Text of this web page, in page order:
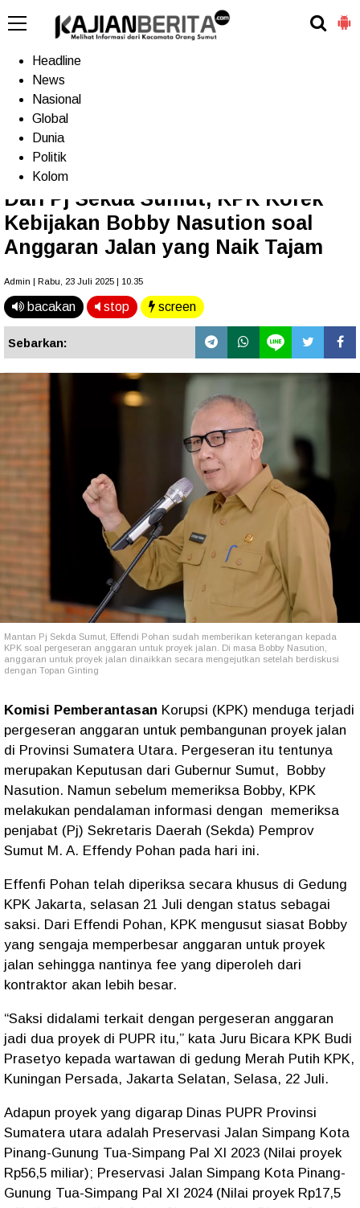
Home
Headline
News
Nasional
Global
Dunia
Politik
Kolom
Terkini
Dari Pj Sekda Sumut, KPK Korek
Kebijakan Bobby Nasution soal
Anggaran Jalan yang Naik Tajam
Admin | Rabu, 23 Juli 2025 | 10.35
bacakan stop screen
Sebarkan:
Mantan Pj Sekda Sumut, Effendi Pohan sudah memberikan keterangan kepada
KPK soal pergeseran anggaran untuk proyek jalan. Di masa Bobby Nasution,
anggaran untuk proyek jalan dinaikkan secara mengejutkan setelah berdiskusi
dengan Topan Ginting
Komisi Pemberantasan Korupsi (KPK) menduga terjadi
pergeseran anggaran untuk pembangunan proyek jalan
di Provinsi Sumatera Utara. Pergeseran itu tentunya
merupakan Keputusan dari Gubernur Sumut,
Bobby
Nasution. Namun sebelum memeriksa Bobby, KPK
melakukan pendalaman informasi dengan
memeriksa
penjabat (Pj) Sekretaris Daerah (Sekda) Pemprov
Sumut M. A. Effendy Pohan pada hari ini.
Effenfi Pohan telah diperiksa secara khusus di Gedung
KPK Jakarta, selasan 21 Juli dengan status sebagai
saksi. Dari Effendi Pohan, KPK mengusut siasat Bobby
yang sengaja memperbesar anggaran untuk proyek
jalan sehingga nantinya fee yang diperoleh dari
kontraktor akan lebih besar.
“Saksi didalami terkait dengan pergeseran anggaran
jadi dua proyek di PUPR itu,” kata Juru Bicara KPK Budi
Prasetyo kepada wartawan di gedung Merah Putih KPK,
Kuningan Persada, Jakarta Selatan, Selasa, 22 Juli.
Adapun proyek yang digarap Dinas PUPR Provinsi
Sumatera utara adalah Preservasi Jalan Simpang Kota
Pinang-Gunung Tua-Simpang Pal XI 2023 (Nilai proyek
Rp56,5 miliar); Preservasi Jalan Simpang Kota Pinang-
Gunung Tua-Simpang Pal XI 2024 (Nilai proyek Rp17,5